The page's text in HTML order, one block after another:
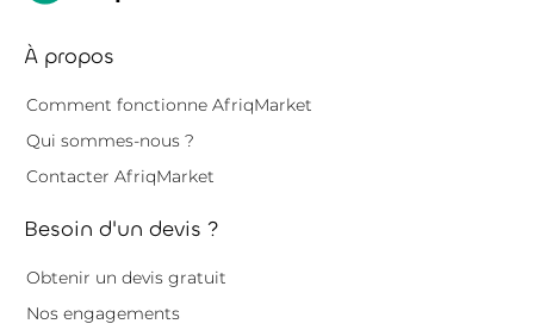
À propos
Comment fonctionne AfriqMarket
Qui sommes-nous ?
Contacter AfriqMarket
Besoin d'un devis ?
Obtenir un devis gratuit
Nos engagements